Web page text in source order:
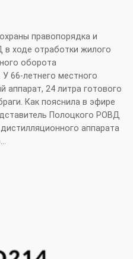
правопорядка и
ходе отработки жилого
оборота
66‑летнего местного
аппарат, 24 литра готового
Как пояснила в эфире
Полоцкого РОВД
аппарата